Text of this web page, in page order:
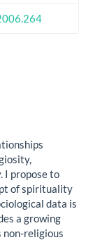
I propose to
of spirituality
data is
a growing
non-religious